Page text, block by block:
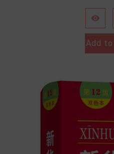

Add